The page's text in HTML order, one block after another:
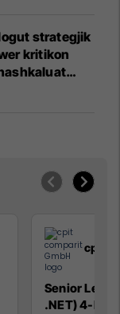
strategjik
kritikon
KFOR-it
cpit
Senior Lead
.NET) 4-